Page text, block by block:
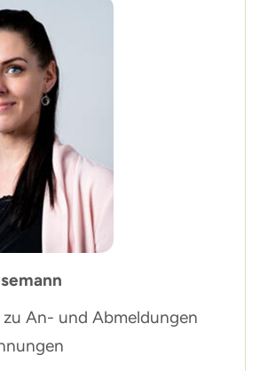
zu An- und Abmeldungen